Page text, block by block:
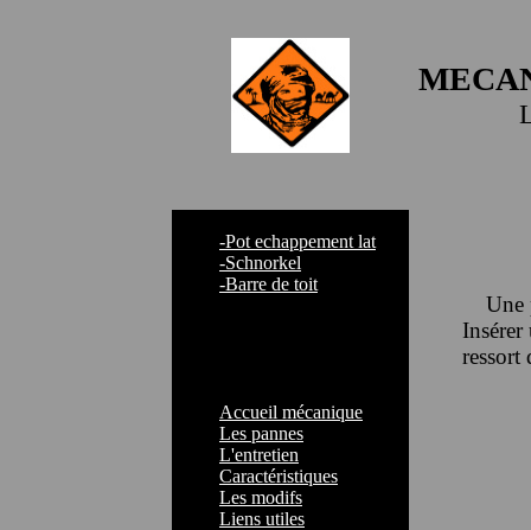
-Pot echappement lat
-Schnorkel
-Barre de toit
Accueil mécanique
Les pannes
L'entretien
Caractéristiques
Les modifs
Liens utiles
Une
ressort